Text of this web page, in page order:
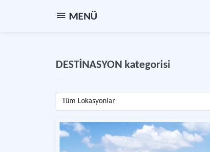
MENÜ
DESTİNASYON kategorisi
Tüm Lokasyonlar